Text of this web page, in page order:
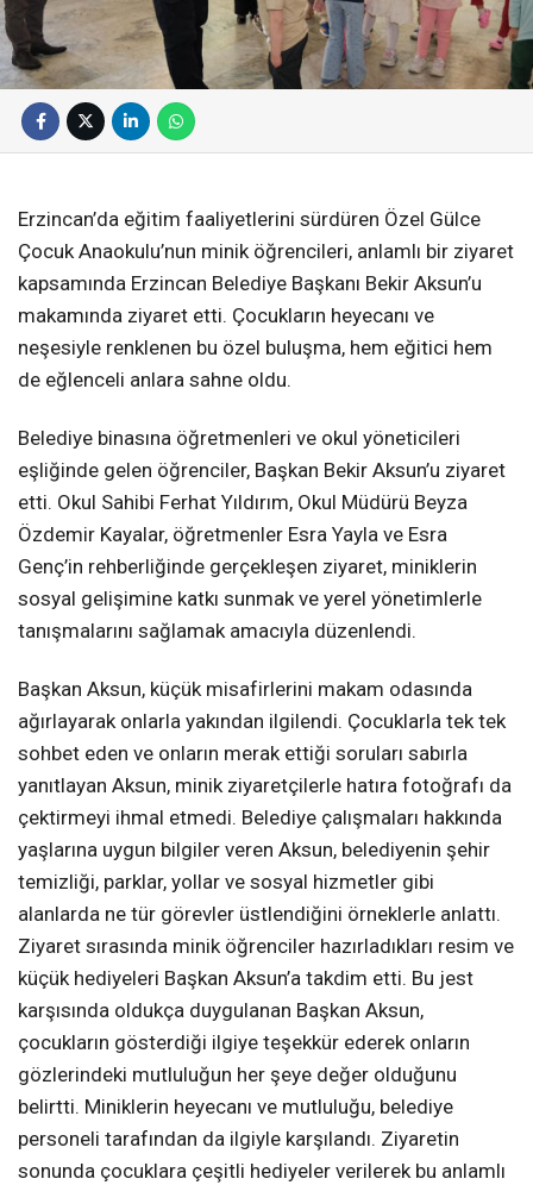
Erzincan’da eğitim faaliyetlerini sürdüren Özel Gülce
Çocuk Anaokulu’nun minik öğrencileri, anlamlı bir ziyaret
kapsamında Erzincan Belediye Başkanı Bekir Aksun’u
makamında ziyaret etti. Çocukların heyecanı ve
neşesiyle renklenen bu özel buluşma, hem eğitici hem
de eğlenceli anlara sahne oldu.
Belediye binasına öğretmenleri ve okul yöneticileri
eşliğinde gelen öğrenciler, Başkan Bekir Aksun’u ziyaret
etti. Okul Sahibi Ferhat Yıldırım, Okul Müdürü Beyza
Özdemir Kayalar, öğretmenler Esra Yayla ve Esra
Genç’in rehberliğinde gerçekleşen ziyaret, miniklerin
sosyal gelişimine katkı sunmak ve yerel yönetimlerle
tanışmalarını sağlamak amacıyla düzenlendi.
Başkan Aksun, küçük misafirlerini makam odasında
ağırlayarak onlarla yakından ilgilendi. Çocuklarla tek tek
sohbet eden ve onların merak ettiği soruları sabırla
yanıtlayan Aksun, minik ziyaretçilerle hatıra fotoğrafı da
çektirmeyi ihmal etmedi. Belediye çalışmaları hakkında
yaşlarına uygun bilgiler veren Aksun, belediyenin şehir
temizliği, parklar, yollar ve sosyal hizmetler gibi
alanlarda ne tür görevler üstlendiğini örneklerle anlattı.
Ziyaret sırasında minik öğrenciler hazırladıkları resim ve
küçük hediyeleri Başkan Aksun’a takdim etti. Bu jest
karşısında oldukça duygulanan Başkan Aksun,
çocukların gösterdiği ilgiye teşekkür ederek onların
gözlerindeki mutluluğun her şeye değer olduğunu
belirtti. Miniklerin heyecanı ve mutluluğu, belediye
personeli tarafından da ilgiyle karşılandı. Ziyaretin
sonunda çocuklara çeşitli hediyeler verilerek bu anlamlı